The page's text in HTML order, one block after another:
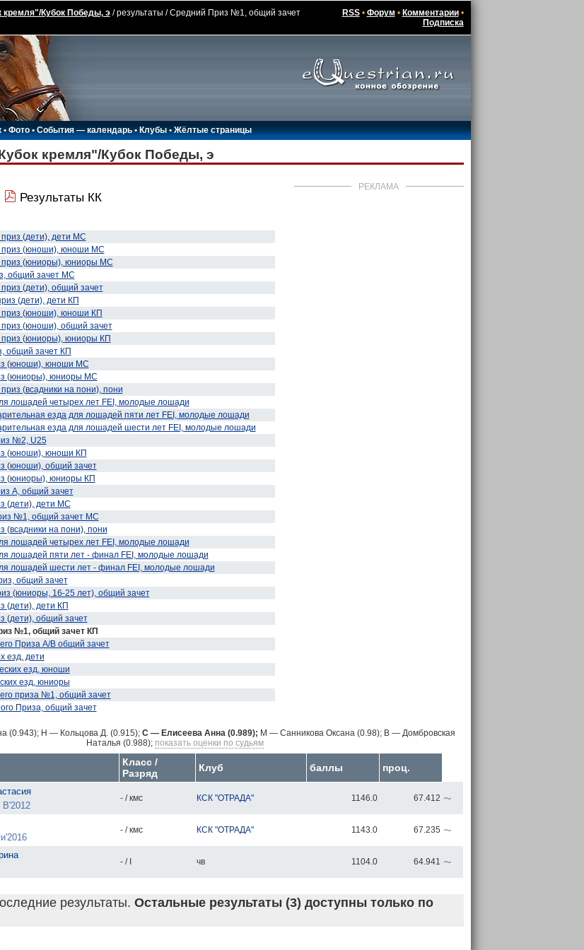
кремля"/Кубок Победы, э/ результаты / Средний Приз №1, общий зачет
RSS• Форум • Комментарии•
Подписка
•Фото•События — календарь•Клубы •Жёлтые страницы
кремля"/Кубок Победы, э
РЕКЛАМА
Результаты КК
(дети), дети МС
приз (юноши), юноши МС
приз (юниоры), юниоры МС
общий зачет МС
(дети), общий зачет
(дети), дети КП
приз (юноши), юноши КП
(юноши), общий зачет
(юниоры), юниоры КП
общий зачет КП
(юноши), юноши МС
(юниоры), юниоры МС
(всадники на пони), пони
лошадей четырех лет FEI, молодые лошади
езда для лошадей пяти лет FEI, молодые лошади
езда для лошадей шести лет FEI, молодые лошади
№2, U25
(юноши), юноши КП
(юноши), общий зачет
(юниоры), юниоры КП
А, общий зачет
(дети), дети МС
№1, общий зачет МС
(всадники на пони), пони
лошадей четырех лет FEI, молодые лошади
лошадей пяти лет - финал FEI, молодые лошади
лошадей шести лет - финал FEI, молодые лошади
общий зачет
(юниоры, 16-25 лет), общий зачет
(дети), дети КП
(дети), общий зачет
№1, общий зачет КП
Приза А/В общий зачет
езд, дети
езд, юноши
езд, юниоры
приза №1, общий зачет
Приза, общий зачет
(0.943); H — Кольцова Д. (0.915); C — Елисеева Анна (0.989); M — Санникова Оксана (0.98); B — Домбровская
Наталья (0.988); показать оценки по судьям
Класс /
Разряд
Клуб баллы проц.
- / кмс КСК "ОТРАДА" 1146.0 67.412 ~
- / кмс КСК "ОТРАДА" 1143.0 67.235 ~
- / I чв 1104.0 64.941 ~
результаты. Остальные результаты (3) доступны только по